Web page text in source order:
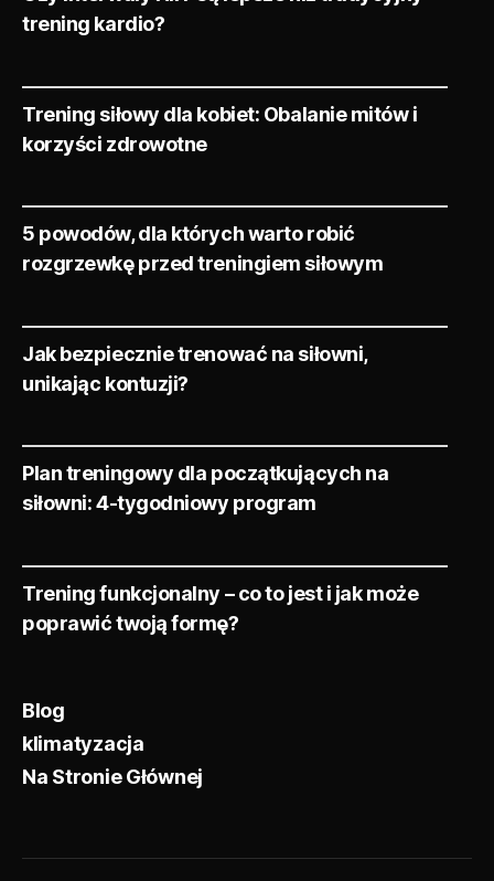
trening kardio?
Trening siłowy dla kobiet: Obalanie mitów i
korzyści zdrowotne
5 powodów, dla których warto robić
rozgrzewkę przed treningiem siłowym
Jak bezpiecznie trenować na siłowni,
unikając kontuzji?
Plan treningowy dla początkujących na
siłowni: 4-tygodniowy program
Trening funkcjonalny – co to jest i jak może
poprawić twoją formę?
Blog
klimatyzacja
Na Stronie Głównej